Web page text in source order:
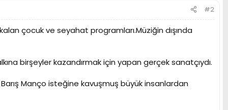
#2
çocuk ve seyahat programları.Müziğin dışında
birşeyler kazandırmak için yapan gerçek sanatçıydı.
Manço isteğine kavuşmuş büyük insanlardan